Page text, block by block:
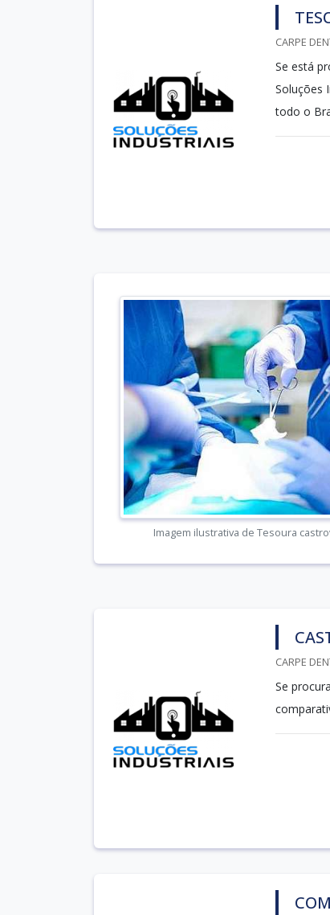
CARPE
Se está
Soluções
todo o
Imagem ilustrativa de Tesoura
CARPE
Se